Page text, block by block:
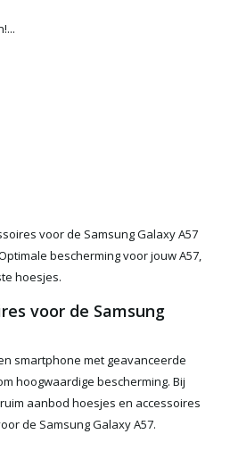
voor de Samsung Galaxy A57
bescherming voor jouw A57,
hoesjes.
voor de Samsung
smartphone met geavanceerde
hoogwaardige bescherming. Bij
aanbod hoesjes en accessoires
de Samsung Galaxy A57.